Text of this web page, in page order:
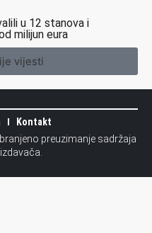
u 12 stanova i
milijun eura
vijesti
Kontakt
preuzimanje sadržaja